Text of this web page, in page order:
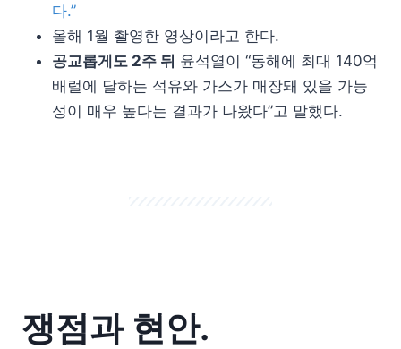
다.”
올해 1월 촬영한 영상이라고 한다.
공교롭게도 2주 뒤 윤석열이 “동해에 최대 140억
배럴에 달하는 석유와 가스가 매장돼 있을 가능
성이 매우 높다는 결과가 나왔다”고 말했다.
쟁점과 현안.